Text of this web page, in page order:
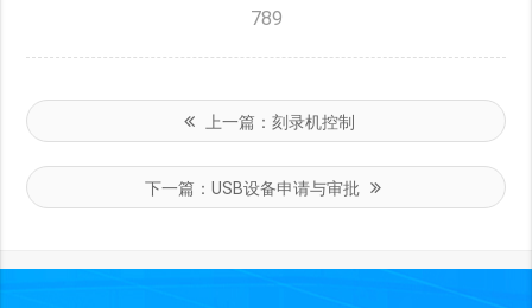
789
上一篇： 刻录机控制
下一篇： USB设备申请与审批